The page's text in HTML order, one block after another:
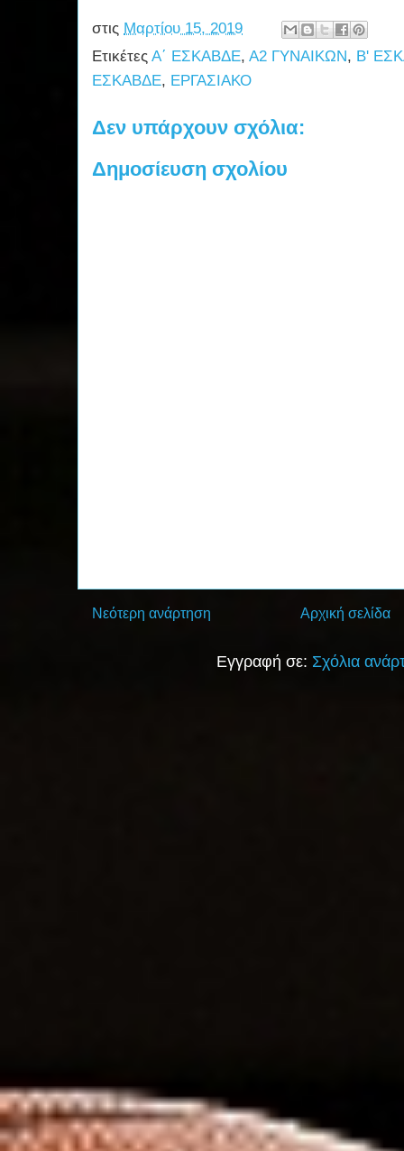
στις Μαρτίου 15, 2019
Ετικέτες Α΄ ΕΣΚΑΒΔΕ, Α2 ΓΥΝΑΙΚΩΝ, Β'
ΕΣΚΑΒΔΕ, ΕΡΓΑΣΙΑΚΟ
Δεν υπάρχουν σχόλια:
Δημοσίευση σχολίου
Νεότερη ανάρτηση Αρχική σελίδα
Εγγραφή σε: Σχόλια